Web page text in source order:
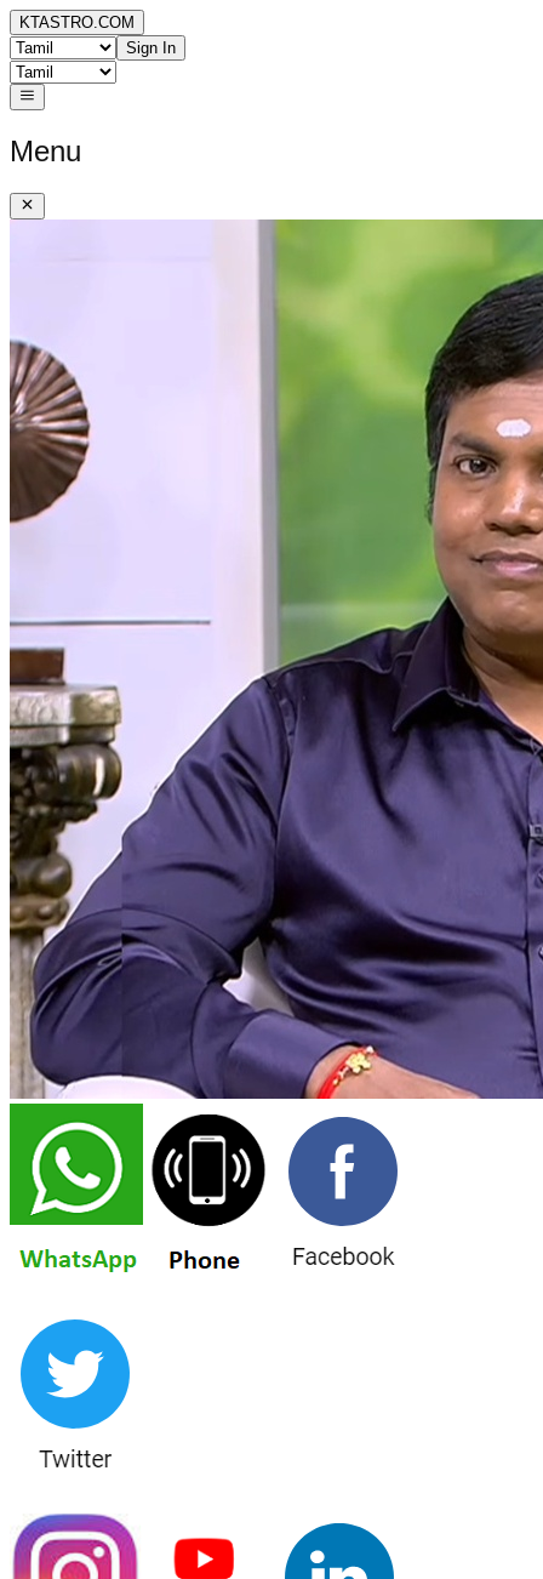
KTASTRO.COM
Sign In
Menu